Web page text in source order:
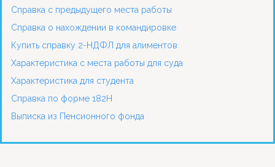
Справка с предыдущего места работы
Справка о нахождении в командировке
Купить справку 2-НДФЛ для алиментов
Характеристика с места работы для суда
Характеристика для студента
Справка по форме 182Н
Выписка из Пенсионного фонда